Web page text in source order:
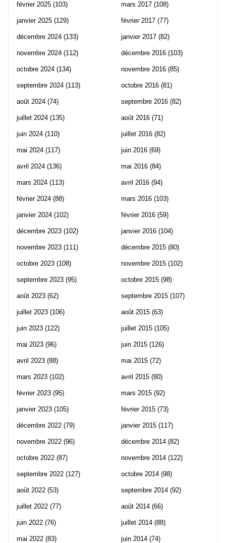
février 2025 (103)
janvier 2025 (129)
décembre 2024 (133)
novembre 2024 (112)
octobre 2024 (134)
septembre 2024 (113)
août 2024 (74)
juillet 2024 (135)
juin 2024 (110)
mai 2024 (117)
avril 2024 (136)
mars 2024 (113)
février 2024 (88)
janvier 2024 (102)
décembre 2023 (102)
novembre 2023 (111)
octobre 2023 (108)
septembre 2023 (95)
août 2023 (62)
juillet 2023 (106)
juin 2023 (122)
mai 2023 (96)
avril 2023 (88)
mars 2023 (102)
février 2023 (95)
janvier 2023 (105)
décembre 2022 (79)
novembre 2022 (96)
octobre 2022 (87)
septembre 2022 (127)
août 2022 (53)
juillet 2022 (77)
juin 2022 (76)
mai 2022 (83)
mars 2017 (108)
février 2017 (77)
janvier 2017 (82)
décembre 2016 (103)
novembre 2016 (85)
octobre 2016 (81)
septembre 2016 (82)
août 2016 (71)
juillet 2016 (82)
juin 2016 (69)
mai 2016 (84)
avril 2016 (94)
mars 2016 (103)
février 2016 (59)
janvier 2016 (104)
décembre 2015 (80)
novembre 2015 (102)
octobre 2015 (98)
septembre 2015 (107)
août 2015 (63)
juillet 2015 (105)
juin 2015 (126)
mai 2015 (72)
avril 2015 (80)
mars 2015 (92)
février 2015 (73)
janvier 2015 (117)
décembre 2014 (82)
novembre 2014 (122)
octobre 2014 (98)
septembre 2014 (92)
août 2014 (66)
juillet 2014 (88)
juin 2014 (74)